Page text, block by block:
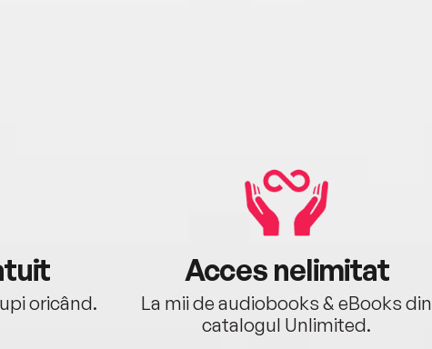
oricând.
Acces nelimitat
La mii de audiobooks & eBooks din
catalogul Unlimited.